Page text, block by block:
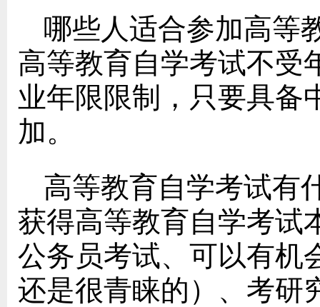
哪些人适合参加高等
高等教育自学考试不受
业年限限制，只要具备
加。
高等教育自学考试有
获得高等教育自学考试
公务员考试、可以有机
还是很青睐的）、考研